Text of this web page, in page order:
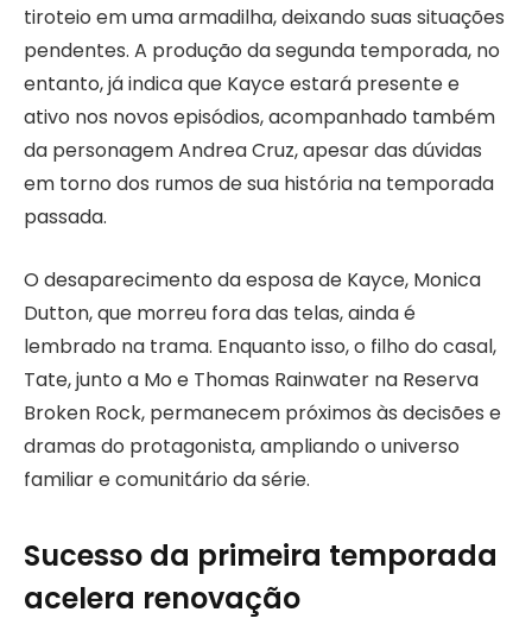
tiroteio em uma armadilha, deixando suas situações
pendentes. A produção da segunda temporada, no
entanto, já indica que Kayce estará presente e
ativo nos novos episódios, acompanhado também
da personagem Andrea Cruz, apesar das dúvidas
em torno dos rumos de sua história na temporada
passada.
O desaparecimento da esposa de Kayce, Monica
Dutton, que morreu fora das telas, ainda é
lembrado na trama. Enquanto isso, o filho do casal,
Tate, junto a Mo e Thomas Rainwater na Reserva
Broken Rock, permanecem próximos às decisões e
dramas do protagonista, ampliando o universo
familiar e comunitário da série.
Sucesso da primeira temporada
acelera renovação